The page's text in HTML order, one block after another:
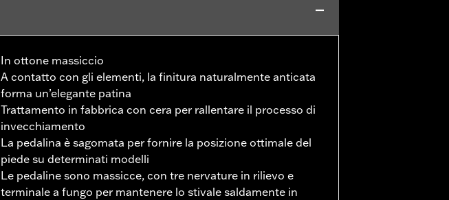
In ottone massiccio
A contatto con gli elementi, la finitura naturalmente anticata
forma un’elegante patina
Trattamento in fabbrica con cera per rallentare il processo di
invecchiamento
La pedalina è sagomata per fornire la posizione ottimale del
piede su determinati modelli
Le pedaline sono massicce, con tre nervature in rilievo e
terminale a fungo per mantenere lo stivale saldamente in